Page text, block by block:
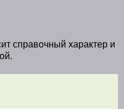
справочный характер и